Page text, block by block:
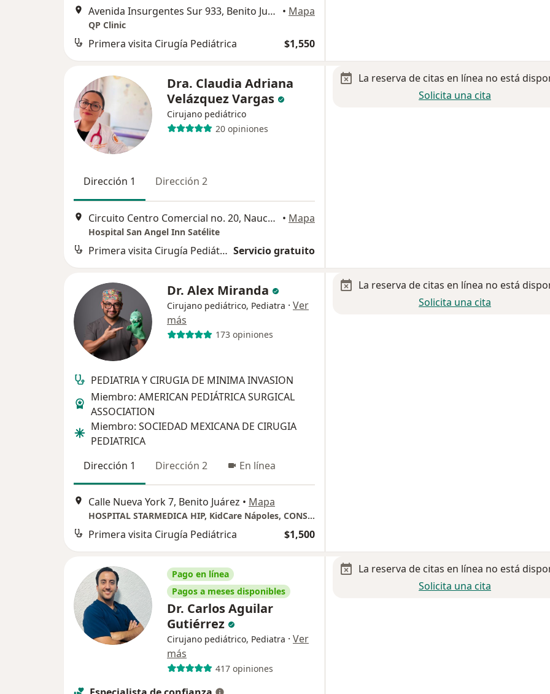
Avenida Insurgentes Sur 933, Benito Juárez • Mapa
QP Clinic
Primera visita Cirugía Pediátrica $1,550
Dra. Claudia Adriana
Velázquez Vargas
Cirujano pediátrico
20 opiniones
Dirección 1 Dirección 2
Circuito Centro Comercial no. 20, Naucalpan de Juárez • Mapa
Hospital San Angel Inn Satélite
Primera visita Cirugía Pediátrica Servicio gratuito
La reserva de citas en línea no está
Solicita una cita
Dr. Alex Miranda
Cirujano pediátrico, Pediatra · Ver
más
173 opiniones
PEDIATRIA Y CIRUGIA DE MINIMA INVASION
Miembro: AMERICAN PEDIÁTRICA SURGICAL
ASSOCIATION
Miembro: SOCIEDAD MEXICANA DE CIRUGIA
PEDIATRICA
Dirección 1
Dirección 2 En línea
Calle Nueva York 7, Benito Juárez • Mapa
HOSPITAL STARMEDICA HIP, KidCare Nápoles, CONSULTORIO 204
Primera visita Cirugía Pediátrica $1,500
La reserva de citas en línea no está
Solicita una cita
Pago en línea
Pagos a meses disponibles
Dr. Carlos Aguilar
Gutiérrez
Cirujano pediátrico, Pediatra · Ver
más
417 opiniones
La reserva de citas en línea no está
Solicita una cita